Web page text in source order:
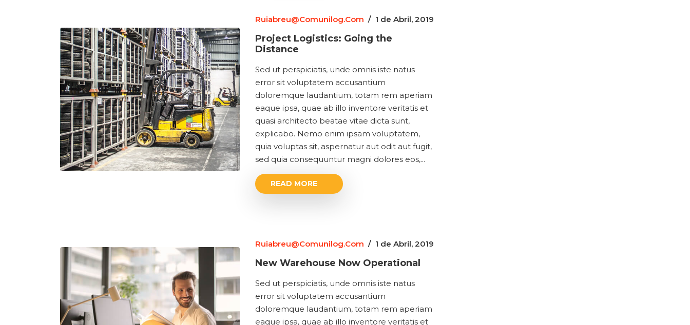
Ruiabreu@comunilog.com / 1 de Abril, 2019
Project Logistics: Going the
Distance
Sed ut perspiciatis, unde omnis iste natus
error sit voluptatem accusantium
doloremque laudantium, totam rem aperiam
eaque ipsa, quae ab illo inventore veritatis et
quasi architecto beatae vitae dicta sunt,
explicabo. Nemo enim ipsam voluptatem,
quia voluptas sit, aspernatur aut odit aut fugit,
sed quia consequuntur magni dolores eos,...
READ MORE
Ruiabreu@comunilog.com / 1 de Abril, 2019
New Warehouse Now Operational
Sed ut perspiciatis, unde omnis iste natus
error sit voluptatem accusantium
doloremque laudantium, totam rem aperiam
eaque ipsa, quae ab illo inventore veritatis et